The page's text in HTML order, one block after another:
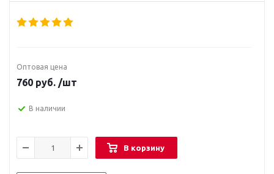
Оптовая цена
760 руб. /шт
В наличии
В корзину